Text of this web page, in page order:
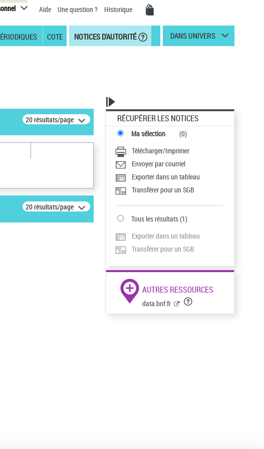
Aide Une question ? Historique
COTE NOTICES D'AUTORITÉ DANS UNIVERS
20 résultats/page
20 résultats/page
RÉCUPÉRER LES NOTICES
Ma sélection (0)
Télécharger/Imprimer
Envoyer par courriel
Exporter dans un tableau
Transférer pour un SGB
Tous les résultats(1)
Exporter dans un tableau
Transférer pour un SGB
AUTRES RESSOURCES
data.bnf.fr